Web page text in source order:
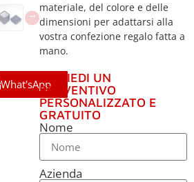
What'sApp
materiale, del colore e delle
dimensioni per adattarsi alla
vostra confezione regalo fatta a
mano.
RICHIEDI UN
PREVENTIVO
PERSONALIZZATO E
GRATUITO
Nome
Azienda